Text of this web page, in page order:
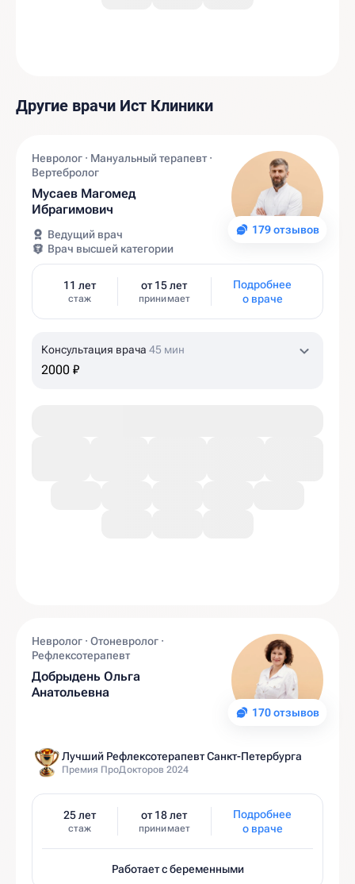
Другие врачи Ист Клиники
179 отзывов
Невролог · Мануальный терапевт ·
Вертебролог
Мусаев Магомед
Ибрагимович
Ведущий врач
Врач высшей категории
11 лет
стаж
от 15 лет
принимает
Подробнее
о враче
Консультация врача 45 мин
2000 ₽
170 отзывов
Невролог · Отоневролог ·
Рефлексотерапевт
Добрыдень Ольга
Анатольевна
Лучший Рефлексотерапевт Санкт-Петербурга
Премия ПроДокторов 2024
25 лет
стаж
от 18 лет
принимает
Подробнее
о враче
Работает с беременными